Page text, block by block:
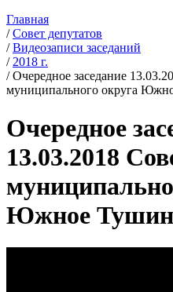
Главная
/Совет депутатов
/Видеозаписи заседаний
/ 2018 г.
/Очередное заседание
муниципального округа
Очередное
13.03.2018
Южное